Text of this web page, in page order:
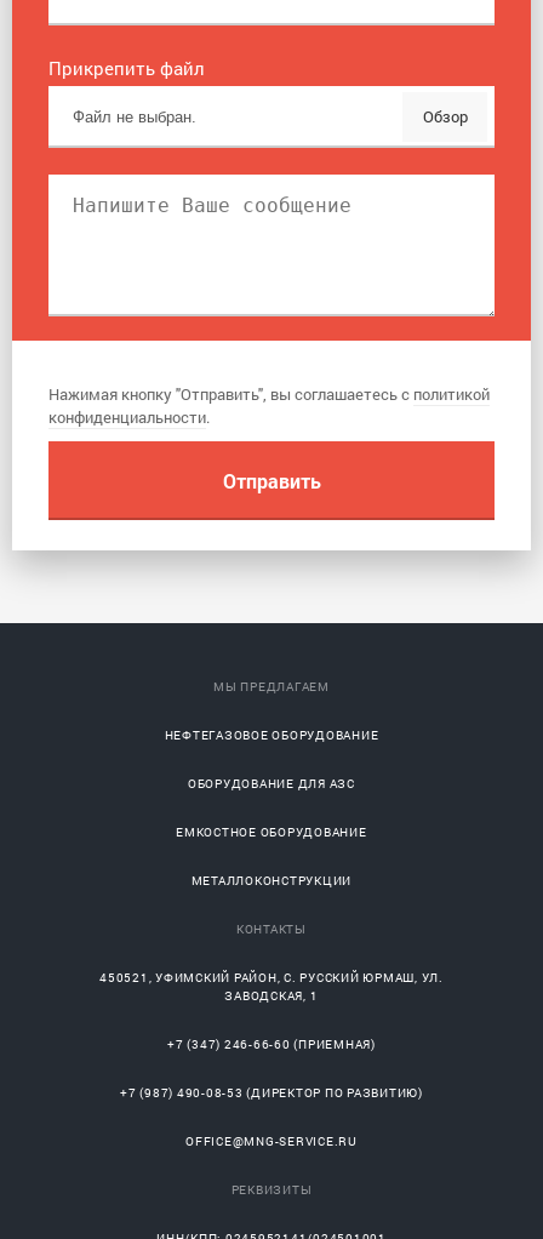
Прикрепить файл
Обзор
Нажимая кнопку "Отправить", вы соглашаетесь с политикой
конфиденциальности.
МЫ ПРЕДЛАГАЕМ
НЕФТЕГАЗОВОЕ ОБОРУДОВАНИЕ
ОБОРУДОВАНИЕ ДЛЯ АЗС
ЕМКОСТНОЕ ОБОРУДОВАНИЕ
МЕТАЛЛОКОНСТРУКЦИИ
КОНТАКТЫ
450521 ,УФИМСКИЙ РАЙОН, С.РУССКИЙ ЮРМАШ, УЛ.
ЗАВОДСКАЯ, 1
+7 (347) 246-66-60 (ПРИЕМНАЯ)
+7 (987) 490-08-53 (ДИРЕКТОР ПО РАЗВИТИЮ)
OFFICE@MNG-SERVICE.RU
РЕКВИЗИТЫ